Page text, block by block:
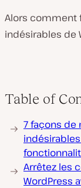
Alors comment
indésirables de
Table of
7 façons
Arrêtez les
WordPress